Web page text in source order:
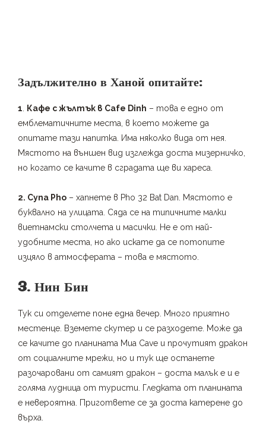
Задължително в Ханой опитайте:
1 Кафе с жълтък в Cafe Dinh – това е едно от
емблематичните места, в което можете да
опитате тази напитка. Има няколко вида от нея.
Мястото на външен вид изглежда доста мизерничко,
но когато се качите в сградата ще ви хареса.
2. Супа Pho – хапнете в Pho 32 Bat Dan. Мястото е
буквално на улицата. Сяда се на типичните малки
виетнамски столчета и масички. Не е от най-
удобните места, но ако искате да се потопите
изцяло в атмосферата – това е мястото.
3. Нин Бин
Тук си отделете поне една вечер. Много приятно
местенце. Вземете скутер и се разходете. Може да
се качите до планината Mua Cave и прочутият дракон
от социалните мрежи, но и тук ще останете
разочаровани от самият дракон – доста малък е и е
голяма лудница от туристи. Гледката от планината
е невероятна. Пригответе се за доста катерене до
върха.